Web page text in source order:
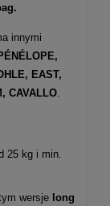
innymi
EAST,
CAVALLO
25 kg i min.
wersje long